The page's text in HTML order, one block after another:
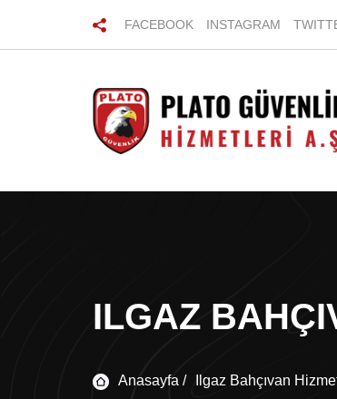
FACEBOOK INSTAGRAM
ILGAZ
Anasayfa / Ilgaz Bahçıvan